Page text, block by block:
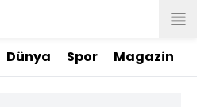
Dünya Spor Magazin